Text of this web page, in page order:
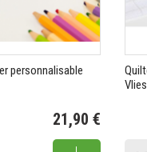
personnalisable
21,90 €